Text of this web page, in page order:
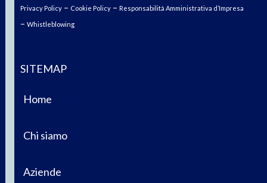
Privacy Policy– Cookie Policy– Responsabilità Amministrativa d’Impresa
– Whistleblowing
SITEMAP
Home
Chi siamo
Aziende